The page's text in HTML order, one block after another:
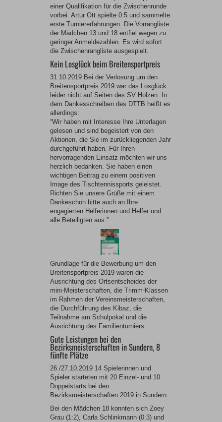
einer Qualifikation für die Zwischenrunde
vorbei. Artur Ott spielte 0:5 und sammelte
erste Turniererfahrungen. Die Vorrangliste
der Mädchen 13 und 18 entfiel wegen zu
geringer Anmeldezahlen. Es wird sofort
die Zwischenrangliste ausgespielt.
Kein Losglück beim Breitensportpreis
31.10.2019 Bei der Verlosung um den
Breitensportpreis 2019 war das Losglück
leider nicht auf Seiten des SV Holzen. In
dem Dankesschreiben des DTTB heißt es
allerdings:
“Wir haben mit Interesse Ihre Unterlagen
gelesen und sind begeistert von den
Aktionen, die Sie im zurückliegenden Jahr
durchgeführt haben. Für Ihren
hervorragenden Einsatz möchten wir uns
herzlich bedanken. Sie haben einen
wichtigen Beitrag zu einem positiven
Image des Tischtennissports geleistet.
Richten Sie unsere Grüße mit einem
Dankeschön bitte auch an Ihre
engagierten Helferinnen und Helfer und
alle Beteiligten aus.”
Grundlage für die Bewerbung um den
Breitensportpreis 2019 waren die
Ausrichtung des Ortsentscheides der
mini-Meisterschaften, die Trimm-Klassen
im Rahmen der Vereinsmeisterschaften,
die Durchführung des Kibaz, die
Teilnahme am Schulpokal und die
Ausrichtung des Familienturniers.
Gute Leistungen bei den
Bezirksmeisterschaften in Sundern, 8
fünfte Plätze
26./27.10.2019 14 Spielerinnen und
Spieler starteten mit 20 Einzel- und 10
Doppelstarts bei den
Bezirksmeisterschaften 2019 in Sundern.
Bei den Mädchen 18 konnten sich Zoey
Grau (1:2), Carla Schlinkmann (0:3) und